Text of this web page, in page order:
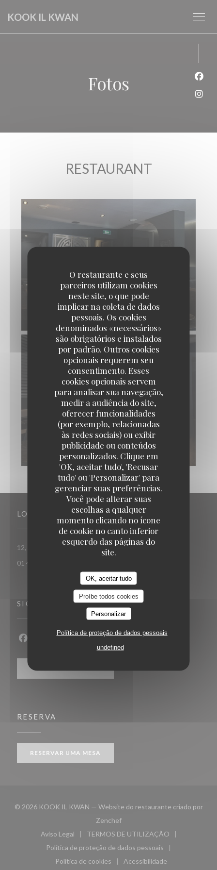
O restaurante e seus
parceiros utilizam cookies
neste site, o que pode
implicar na coleta de dados
pessoais. Os cookies
denominados «necessários»
são obrigatórios e instalados
por padrão. Outros cookies
opcionais requerem seu
consentimento. Esses
cookies opcionais servem
para analisar sua navegação,
medir a audiência do site,
oferecer funcionalidades
(por exemplo, relacionadas
às redes sociais) ou exibir
publicidade ou conteúdos
personalizados. Clique em
'OK, aceitar tudo', 'Recusar
tudo' ou 'Personalizar' para
gerenciar suas preferências.
Você pode alterar suas
escolhas a qualquer
momento clicando no ícone
de cookie no canto inferior
esquerdo das páginas do
site.
OK, aceitar tudo
Proíbe todos cookies
Personalizar
Política de proteção de dados pessoais
undefined
KOOK IL KWAN
Fotos
RESTAURANT
LOCAL
12, rue Gomboust 75001 PARIS ((abre numa nova janela))
01 42 61 04 18
SIGA-NOS
Facebook ((abre numa nova janela))
Instagram ((abre numa nova janela))
RESERVA
RESERVAR UMA MESA
© 2026 KOOK IL KWAN — Website do restaurante criado por
Zenchef((abre numa nova janela))
Aviso Legal
((abre numa nova janela))
TERMOS DE UTILIZAÇÃO
((abre numa nova janela))
Política de proteção de dados pessoais
((abre numa nova janela))
Política de cookies
((abre numa nova janela))
Acessibilidade
KOOK IL KWAN